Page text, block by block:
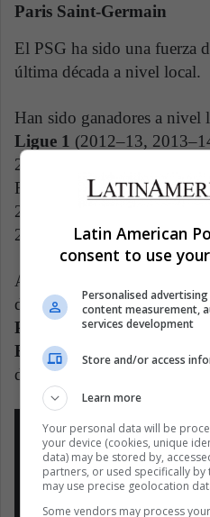
Paris Saint-Germain
El PSG ha sido una fuerza
última década a nivel local.
Han sido ganadores a nivel
Ligue 1 (2012–13,
2017–18, 2018–19,
Francia (2014–15,
2019–20) y 6 Copas de la
2014–15, 2015–16,
A nivel Europeo, sin
dificultad para conseguir
PSG no tiene ni un solo
Europeo
. Lo mismo se
del club a nivel
40
Latin American
consent to use
Personalised
content measurement,
services development
Store and/or access
Learn more
Your personal data will be
your device (cookies, unique
data) may be stored by,
partners, or used specifically
may use precise geolocation
Some vendors may process